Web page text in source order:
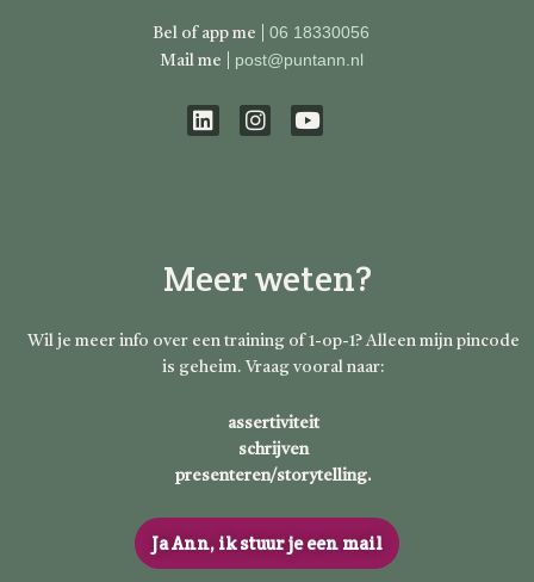
Bel of app me | 06 18330056
Mail me | post@puntann.nl
L
i
n
I
r
a
Y
e
Meer weten?
Wil je meer info over een training of 1-op-1? Alleen mijn pincode
is geheim. Vraag vooral naar:
assertiviteit
schrijven
presenteren/storytelling.
Ja Ann, ik stuur je een mail